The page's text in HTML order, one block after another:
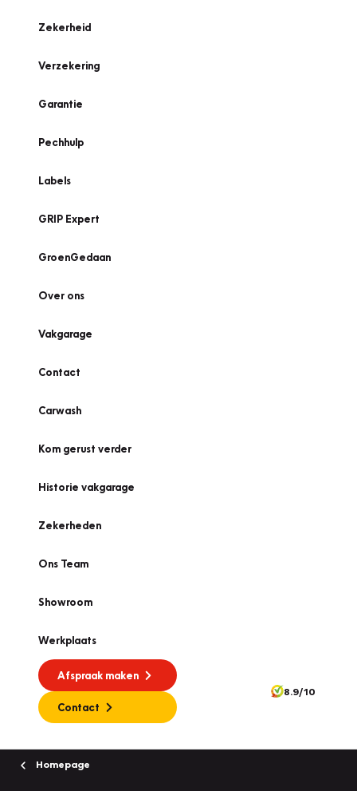
Zekerheid
Verzekering
Garantie
Pechhulp
Labels
GRIP Expert
GroenGedaan
Over ons
Vakgarage
Contact
Carwash
Kom gerust verder
Historie vakgarage
Zekerheden
Ons Team
Showroom
Werkplaats
Afspraak maken
Contact
8.9/10
Homepage